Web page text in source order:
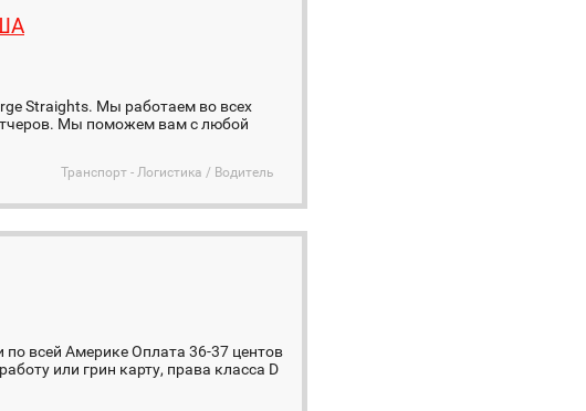
Straights. Мы работаем во всех
Мы поможем вам с любой
Транспорт - Логистика / Водитель
всей Америке Оплата 36-37 центов
или грин карту, права класса D